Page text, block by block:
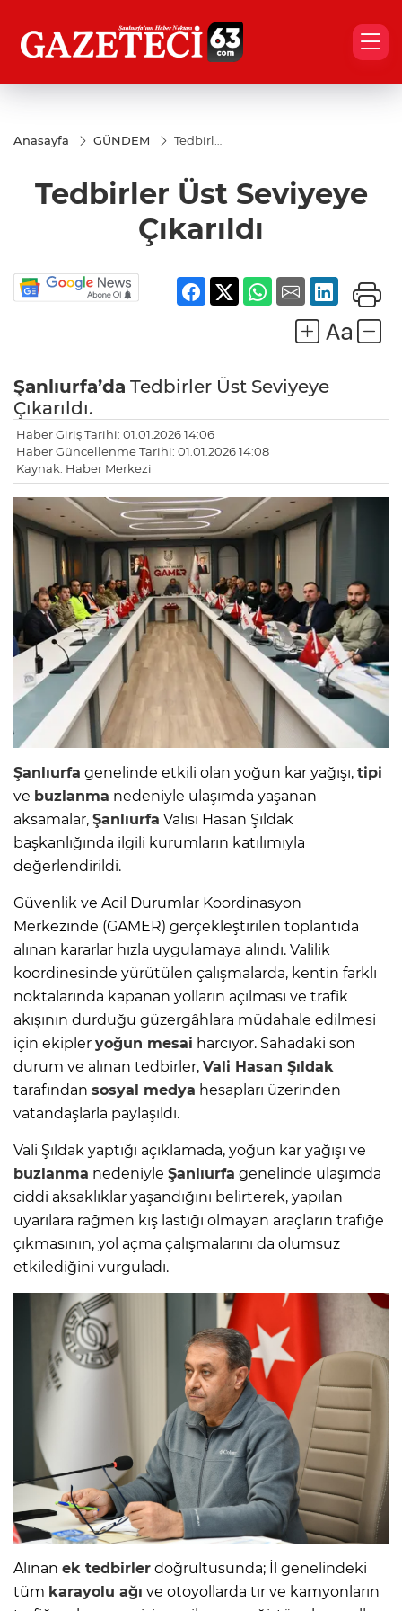
Anasayfa GÜNDEM
Tedbirler
Çıkarıldı
Tedbirler Üst Seviyeye
Çıkarıldı
Şanlıurfa’da Tedbirler Üst Seviyeye
Çıkarıldı.
Haber Giriş Tarihi: 01.01.2026 14:06
Haber Güncellenme Tarihi: 01.01.2026 14:08
Kaynak: Haber Merkezi
Şanlıurfa genelinde etkili olan yoğun kar yağışı, tipi
ve buzlanma nedeniyle ulaşımda yaşanan
aksamalar, Şanlıurfa Valisi Hasan Şıldak
başkanlığında ilgili kurumların katılımıyla
değerlendirildi.
Güvenlik ve Acil Durumlar Koordinasyon
Merkezinde (GAMER) gerçekleştirilen toplantıda
alınan kararlar hızla uygulamaya alındı. Valilik
koordinesinde yürütülen çalışmalarda, kentin farklı
noktalarında kapanan yolların açılması ve trafik
akışının durduğu güzergâhlara müdahale edilmesi
için ekipler yoğun mesai harcıyor. Sahadaki son
durum ve alınan tedbirler, Vali Hasan Şıldak
tarafından sosyal medya hesapları üzerinden
vatandaşlarla paylaşıldı.
Vali Şıldak yaptığı açıklamada, yoğun kar yağışı ve
buzlanma nedeniyle Şanlıurfa genelinde ulaşımda
ciddi aksaklıklar yaşandığını belirterek, yapılan
uyarılara rağmen kış lastiği olmayan araçların trafiğe
çıkmasının, yol açma çalışmalarını da olumsuz
etkilediğini vurguladı.
Alınan ek tedbirler doğrultusunda; İl genelindeki
tüm karayolu ağı ve otoyollarda tır ve kamyonların